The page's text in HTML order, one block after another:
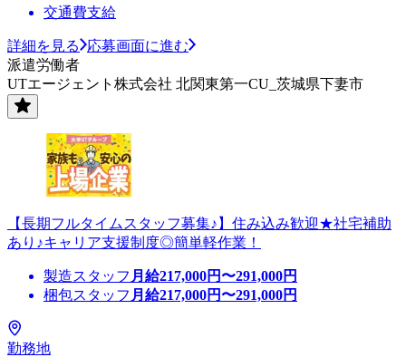
交通費支給
詳細を見る
応募画面に進む
派遣労働者
UTエージェント株式会社 北関東第一CU_茨城県下妻市
【長期フルタイムスタッフ募集♪】住み込み歓迎★社宅補助
あり♪キャリア支援制度◎簡単軽作業！
製造スタッフ 月給217,000円〜291,000円
梱包スタッフ 月給217,000円〜291,000円
勤務地